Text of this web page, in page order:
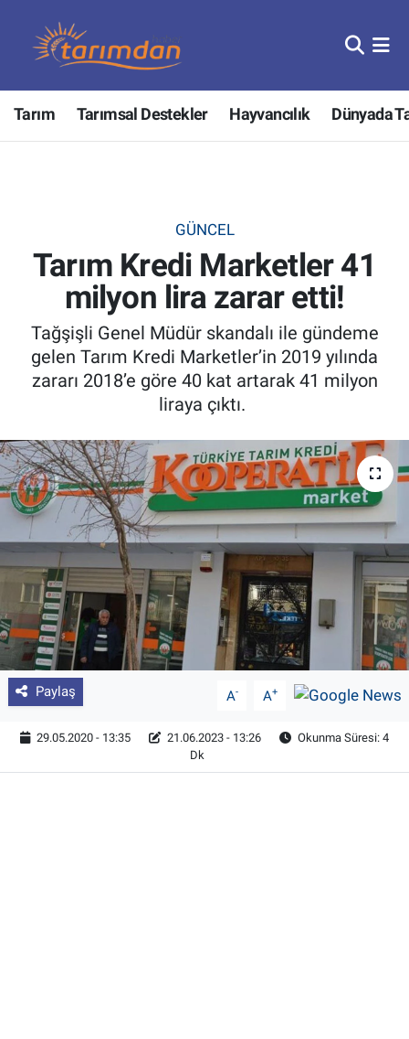
Tarım Tarımsal Destekler Hayvancılık Dünyada
GÜNCEL
Tarım Kredi Marketler 41
milyon lira zarar etti!
Tağşişli Genel Müdür skandalı ile gündeme
gelen Tarım Kredi Marketler’in 2019 yılında
zararı 2018’e göre 40 kat artarak 41 milyon
liraya çıktı.
Paylaş A- A+
29.05.2020 - 13:35 21.06.2023 - 13:26
Okunma Süresi: 4
Dk
Tarım
Hayvancılık
Tarımsal Destekler
Tarım Bakanlığı
TZOB
Tarım Kredi Kooperatifleri
Pankobirlik
Et fiyatları
Tarım Bilgisi
Yetiştirici Soruyor
Dünyada Tarım
Üretici Birlikleri
Tahıllar ve Baklagiller
Nöbetçi Eczaneler
Hava Durumu
Tüm Manşetler
Son Dakika Haberleri
Haber Arşivi